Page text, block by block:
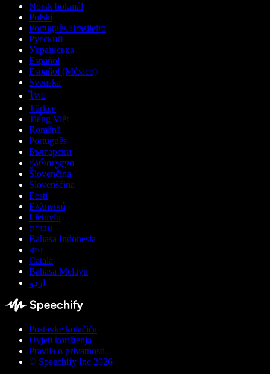
Norsk bokmål
Polski
Português Brasileiro
Русский
Українська
Español
Español (México)
Svenska
ไทย
Türkçe
Tiếng Việt
Română
Português
Български
ქართული
Slovenčina
Slovenščina
Eesti
Ελληνικά
Lietuvių
עברית
Bahasa Indonesia
বাংলা
Català
Bahasa Melayu
اردو
Postavke kolačića
Uvjeti korištenja
Pravila o privatnosti
© Speechify Inc 2026